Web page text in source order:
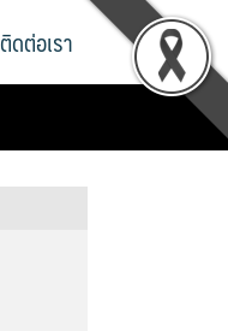
ติดต่อเรา